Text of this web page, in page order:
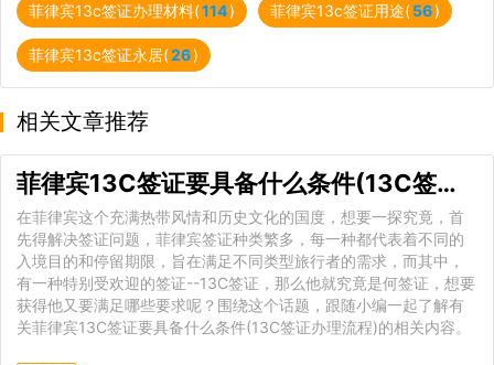
菲律宾13c签证办理材料(114) 菲律宾13c签证用途(56)
菲律宾13c签证永居(26)
相关文章推荐
菲律宾13C签证要具备什么条件(13C签证办理流程)
在菲律宾这个充满热带风情和历史文化的国度，想要一探究竟，首
先得解决签证问题，菲律宾签证种类繁多，每一种都代表着不同的
入境目的和停留期限，旨在满足不同类型旅行者的需求，而其中，
有一种特别受欢迎的签证--13C签证，那么他就究竟是何签证，想要
获得他又要满足哪些要求呢？围绕这个话题，跟随小编一起了解有
关菲律宾13C签证要具备什么条件(13C签证办理流程)的相关内容。